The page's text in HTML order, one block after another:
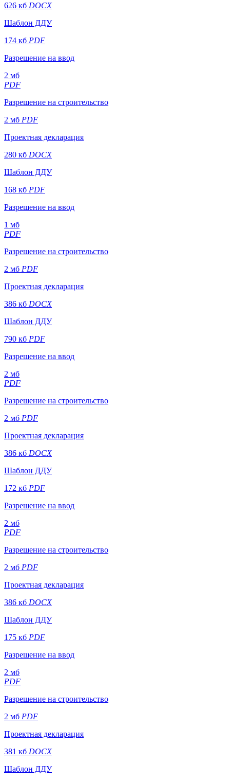
626 кб DOCX
Шаблон ДДУ
174 кб PDF
Разрешение на ввод
2 мб
PDF
Разрешение на строительство
2 мб PDF
Проектная декларация
280 кб DOCX
Шаблон ДДУ
168 кб PDF
Разрешение на ввод
1 мб
PDF
Разрешение на строительство
2 мб PDF
Проектная декларация
386 кб DOCX
Шаблон ДДУ
790 кб PDF
Разрешение на ввод
2 мб
PDF
Разрешение на строительство
2 мб PDF
Проектная декларация
386 кб DOCX
Шаблон ДДУ
172 кб PDF
Разрешение на ввод
2 мб
PDF
Разрешение на строительство
2 мб PDF
Проектная декларация
386 кб DOCX
Шаблон ДДУ
175 кб PDF
Разрешение на ввод
2 мб
PDF
Разрешение на строительство
2 мб PDF
Проектная декларация
381 кб DOCX
Шаблон ДДУ